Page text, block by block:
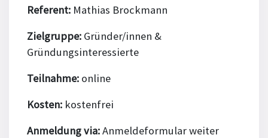
Referent: Mathias Brockmann
Zielgruppe: Gründer/innen &
Gründungsinteressierte
Teilnahme: online
Kosten: kostenfrei
Anmeldung via:Anmeldeformular weiter